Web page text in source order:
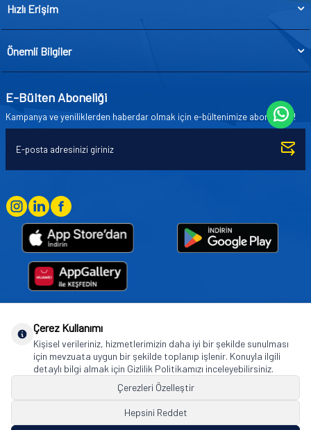
Hızlı Erişim
Önemli Bilgiler
E-Bülten Aboneliği
Kampanya ve yeniliklerden haberdar olmak için e-bültenimize abone olun!
Goodyear (and Winged Foot Design) are trademarks of or licensed to The Goodyear
Tire & Rubber Company used under license by Basbug Group Company,
Istanbul/Türkiye. © 2026 The Goodyear Tire & Rubber Company.
Çerez Kullanımı
Kişisel verileriniz, hizmetlerimizin daha iyi bir şekilde sunulması
için mevzuata uygun bir şekilde toplanıp işlenir. Konuyla ilgili
detaylı bilgi almak için Gizlilik Politikamızı inceleyebilirsiniz.
Çerezleri Özelleştir
Hepsini Reddet